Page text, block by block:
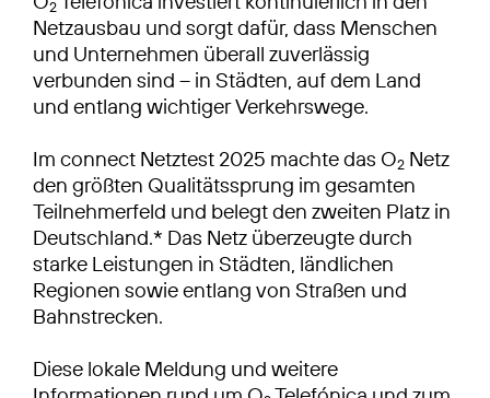
2
Netzausbau und sorgt dafür, dass Menschen
und Unternehmen überall zuverlässig
verbunden sind – in Städten, auf dem Land
und entlang wichtiger Verkehrswege.
Im connect Netztest 2025 machte das O2 Netz
den größten Qualitätssprung im gesamten
Teilnehmerfeld und belegt den zweiten Platz in
Deutschland.* Das Netz überzeugte durch
starke Leistungen in Städten, ländlichen
Regionen sowie entlang von Straßen und
Bahnstrecken.
Diese lokale Meldung und weitere